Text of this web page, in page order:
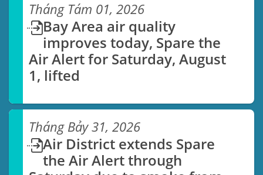
Tháng Tám 01, 2026
Bay Area air quality
improves today, Spare the
Air Alert for Saturday, August
1, lifted
Tháng Bảy 31, 2026
Air District extends Spare
the Air Alert through